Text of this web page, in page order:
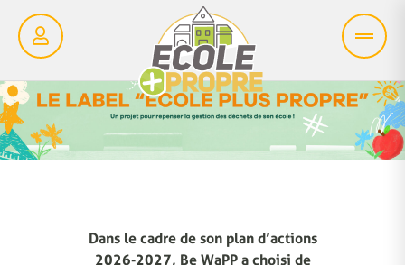
Dans le cadre de son plan d’actions
2026‑2027, Be WaPP a choisi de